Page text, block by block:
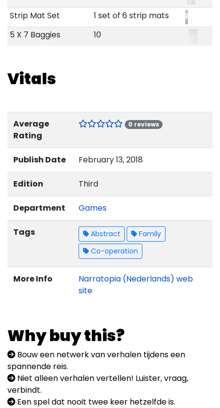
Strip Mat Set
1 set of 6 strip mats
5 X 7 Baggies
10
Vitals
Average
Rating
0 reviews
Publish Date February 13, 2018
Edition Third
Department Games
Tags Abstract
Family
Co-operation
More Info
Narratopia (Nederlands) web
site
Why buy this?
Bouw een netwerk van verhalen tijdens een
spannende reis.
Niet alleen verhalen vertellen! Luister, vraag,
verbindt.
Een spel dat nooit twee keer hetzelfde is.